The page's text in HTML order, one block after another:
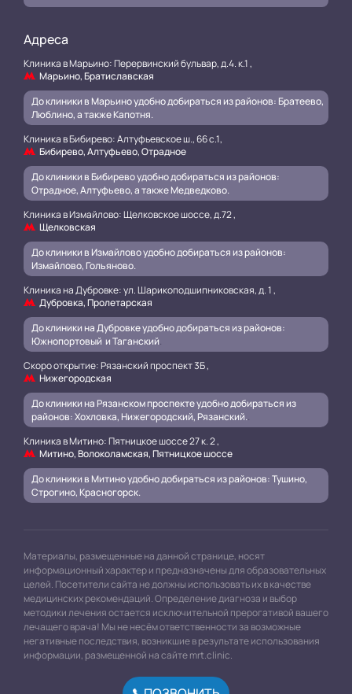
Адреса
Клиника в Марьино: Перервинский бульвар, д.4. к.1 ,
Марьино, Братиславская
До клиники в Марьино удобно добираться из районов: Братеево,
Люблино, а также Капотня.
Клиника в Бибирево: Алтуфьевское ш., 66 с.1,
Бибирево, Алтуфьево, Отрадное
До клиники в Бибирево удобно добираться из районов:
Отрадное, Алтуфьево, а также Медведково.
Клиника в Измайлово: Щелковское шоссе, д.72 ,
Щелковская
До клиники в Измайлово удобно добираться из районов:
Измайлово, Гольяново.
Клиника на Дубровке: ул. Шарикоподшипниковская, д. 1 ,
Дубровка, Пролетарская
До клиники на Дубровке удобно добираться из районов:
Южнопортовый и Таганский.
Скоро открытие: Рязанский проспект 3Б ,
Нижегородская
До клиники на Рязанском проспекте удобно добираться из
районов: Хохловка, Нижегородский, Рязанский..
Клиника в Митино: Пятницкое шоссе 27 к. 2 ,
Митино, Волоколамская, Пятницкое шоссе
До клиники в Митино удобно добираться из районов: Тушино,
Строгино, Красногорск.
Материалы, размещенные на данной странице, носят
информационный характер и предназначены для образовательных
целей. Посетители сайта не должны использовать их в качестве
медицинских рекомендаций. Определение диагноза и выбор
методики лечения остается исключительной прерогативой вашего
лечащего врача! Мы не несём ответственности за возможные
негативные последствия, возникшие в результате использования
информации, размещенной на сайте mrt.clinic.